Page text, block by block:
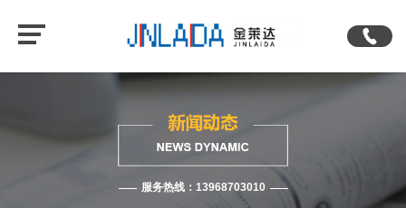
服务热线：13968703010